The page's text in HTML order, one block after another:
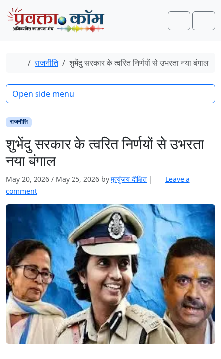
Skip to content
Skip to footer
Search
Home
राजनीति शुभेंदु सरकार के त्वरित निर्णयों से उभरता नया बंगाल
राजनीति
शुभेंदु सरकार के त्वरित निर्णयों से उभरता
नया बंगाल
May 20, 2026 / May 25, 2026 by मृत्युंजय दीक्षित |
Leave a
comment
Open side menu